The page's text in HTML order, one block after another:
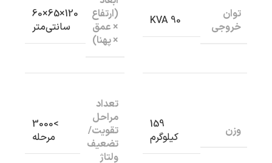
توان
خروجی
90 KVA
(ارتفاع
× عمق
× پهنا)
120×65×60
سانتی‌متر
وزن
159
کیلوگرم
تعداد
مراحل
تقویت/
تضعیف
ولتاژ
>3000
مرحله